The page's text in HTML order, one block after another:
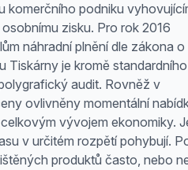
komerčního podniku
zisku. Pro rok 2016
náhradní plnění dle zákona o
Tiskárny je kromě standardního
audit. Rovněž v
ovlivněny momentální
vývojem ekonomiky.
v určitém rozpětí pohybují.
produktů často, nebo